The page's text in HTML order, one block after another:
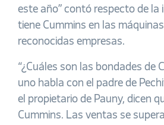
este año” contó respecto de la
tiene Cummins en las
reconocidas empresas.
“¿Cuáles son las bondades de
uno habla con el padre de
el propietario de Pauny, dicen
Cummins. Las ventas se